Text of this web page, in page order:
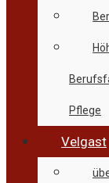
Pflege
Velgast